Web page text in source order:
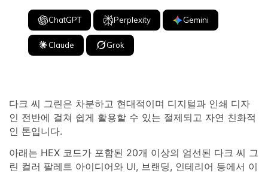
ChatGPT Perplexity Gemini
Claude Grok
다크 씨 그린은 차분하고 현대적이며 디지털과 인쇄 디자
인 전반에 걸쳐 쉽게 활용할 수 있는 절제되고 자연 친화적
인 톤입니다.
아래는 HEX 코드가 포함된 20개 이상의 엄선된 다크 씨 그
린 컬러 팔레트 아이디어와 UI, 브랜딩, 인테리어 등에서 이